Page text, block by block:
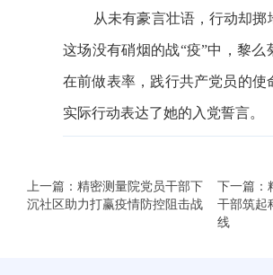
从未有豪言壮语，行动却掷
这场没有硝烟的战“疫”中，黎么
在前做表率，践行共产党员的使
实际行动表达了她的入党誓言。
上一篇：精密测量院党员干部下
沉社区助力打赢疫情防控阻击战
下一篇：
干部筑起
线